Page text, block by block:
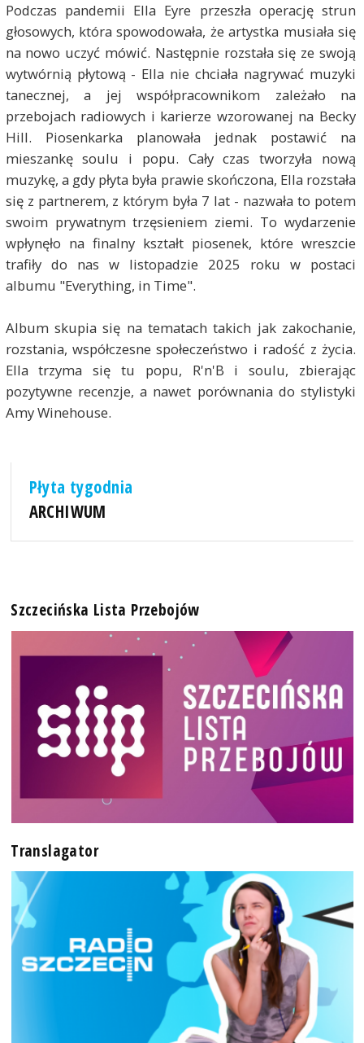
Podczas pandemii Ella Eyre przeszła operację strun
głosowych, która spowodowała, że artystka musiała się
na nowo uczyć mówić. Następnie rozstała się ze swoją
wytwórnią płytową - Ella nie chciała nagrywać muzyki
tanecznej, a jej współpracownikom zależało na
przebojach radiowych i karierze wzorowanej na Becky
Hill. Piosenkarka planowała jednak postawić na
mieszankę soulu i popu. Cały czas tworzyła nową
muzykę, a gdy płyta była prawie skończona, Ella rozstała
się z partnerem, z którym była 7 lat - nazwała to potem
swoim prywatnym trzęsieniem ziemi. To wydarzenie
wpłynęło na finalny kształt piosenek, które wreszcie
trafiły do nas w listopadzie 2025 roku w postaci
albumu "Everything, in Time".
Album skupia się na tematach takich jak zakochanie,
rozstania, współczesne społeczeństwo i radość z życia.
Ella trzyma się tu popu, R'n'B i soulu, zbierając
pozytywne recenzje, a nawet porównania do stylistyki
Amy Winehouse.
Płyta tygodnia
ARCHIWUM
Szczecińska Lista Przebojów
Translagator